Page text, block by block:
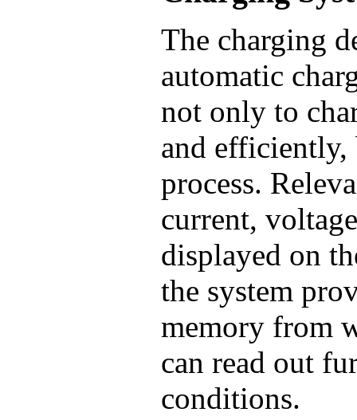
The charging
automatic
not only to
and
process.
current,
displayed on
the system
memory from
can read out
conditions.